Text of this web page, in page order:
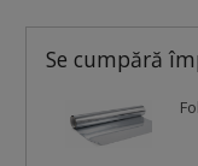
Se cumpără